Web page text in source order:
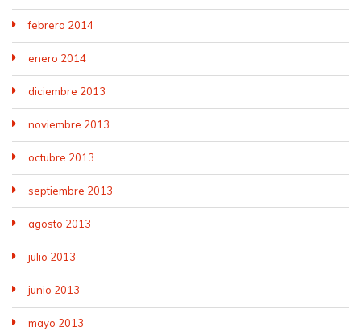
febrero 2014
enero 2014
diciembre 2013
noviembre 2013
octubre 2013
septiembre 2013
agosto 2013
julio 2013
junio 2013
mayo 2013